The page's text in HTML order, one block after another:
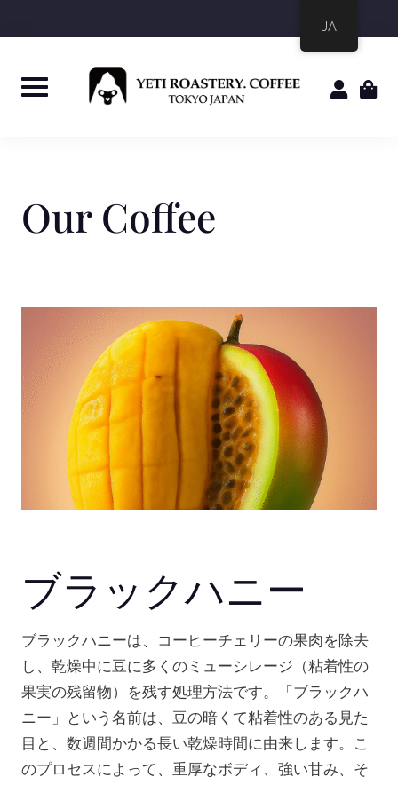
Our Coffee
ブラックハニー
ブラックハニーは、コーヒーチェリーの果肉を除去
し、乾燥中に豆に多くのミューシレージ（粘着性の
果実の残留物）を残す処理方法です。「ブラックハ
ニー」という名前は、豆の暗くて粘着性のある見た
目と、数週間かかる長い乾燥時間に由来します。こ
のプロセスによって、重厚なボディ、強い甘み、そ
JA